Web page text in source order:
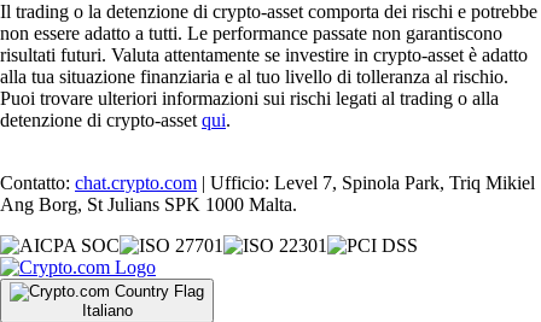
Il trading o la detenzione di crypto-asset comporta dei rischi e potrebbe
non essere adatto a tutti. Le performance passate non garantiscono
risultati futuri. Valuta attentamente se investire in crypto-asset è adatto
alla tua situazione finanziaria e al tuo livello di tolleranza al rischio.
Puoi trovare ulteriori informazioni sui rischi legati al trading o alla
detenzione di crypto-asset qui.
Contatto: chat.crypto.com | Ufficio: Level 7, Spinola Park, Triq Mikiel
Ang Borg, St Julians SPK 1000 Malta.
Italiano